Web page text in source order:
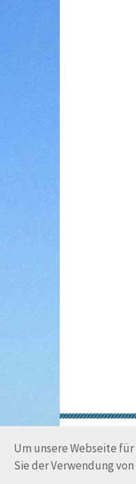
Um unsere Webseite
Sie der Verwendung von